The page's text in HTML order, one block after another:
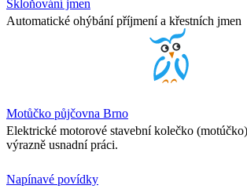
Skloňování jmen
Automatické ohýbání příjmení a křestních jmen
Motůčko půjčovna Brno
Elektrické motorové stavební kolečko
výrazně usnadní práci.
Napínavé povídky